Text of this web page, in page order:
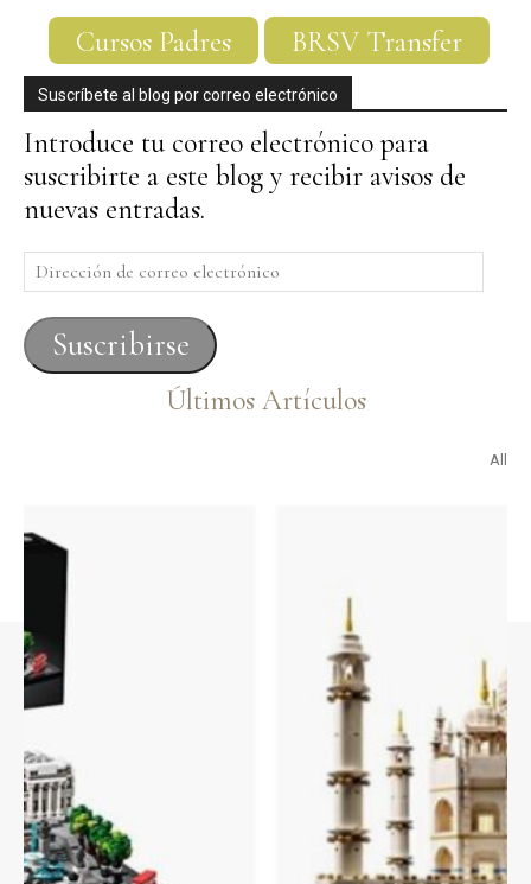
Cursos Padres BRSV Transfer
Suscríbete al blog por correo electrónico
Introduce tu correo electrónico para
suscribirte a este blog y recibir avisos de
nuevas entradas.
Dirección
de
correo
electrónico
Suscribirse
Últimos Artículos
All